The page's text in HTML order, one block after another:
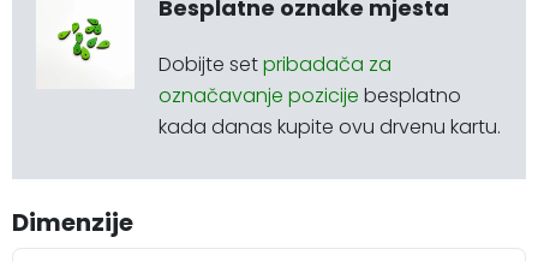
Besplatne oznake mjesta
Dobijte setpribadača za
označavanje pozicije besplatno
kada danas kupite ovu drvenu kartu.
Dimenzije